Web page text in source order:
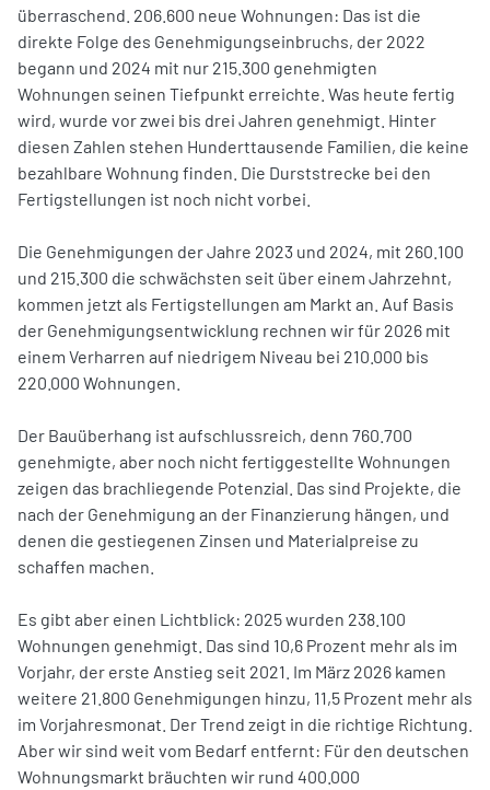
überraschend. 206.600 neue Wohnungen: Das ist die
direkte Folge des Genehmigungseinbruchs, der 2022
begann und 2024 mit nur 215.300 genehmigten
Wohnungen seinen Tiefpunkt erreichte. Was heute fertig
wird, wurde vor zwei bis drei Jahren genehmigt. Hinter
diesen Zahlen stehen Hunderttausende Familien, die keine
bezahlbare Wohnung finden. Die Durststrecke bei den
Fertigstellungen ist noch nicht vorbei.
Die Genehmigungen der Jahre 2023 und 2024, mit 260.100
und 215.300 die schwächsten seit über einem Jahrzehnt,
kommen jetzt als Fertigstellungen am Markt an. Auf Basis
der Genehmigungsentwicklung rechnen wir für 2026 mit
einem Verharren auf niedrigem Niveau bei 210.000 bis
220.000 Wohnungen.
Der Bauüberhang ist aufschlussreich, denn 760.700
genehmigte, aber noch nicht fertiggestellte Wohnungen
zeigen das brachliegende Potenzial. Das sind Projekte, die
nach der Genehmigung an der Finanzierung hängen, und
denen die gestiegenen Zinsen und Materialpreise zu
schaffen machen.
Es gibt aber einen Lichtblick: 2025 wurden 238.100
Wohnungen genehmigt. Das sind 10,6 Prozent mehr als im
Vorjahr, der erste Anstieg seit 2021. Im März 2026 kamen
weitere 21.800 Genehmigungen hinzu, 11,5 Prozent mehr als
im Vorjahresmonat. Der Trend zeigt in die richtige Richtung.
Aber wir sind weit vom Bedarf entfernt: Für den deutschen
Wohnungsmarkt bräuchten wir rund 400.000